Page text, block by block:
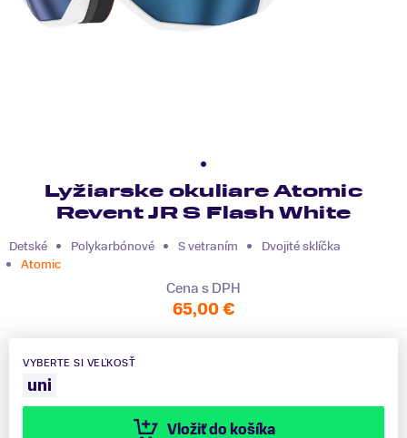
Lyžiarske okuliare Atomic
Revent JR S Flash White
Detské Polykarbónové S vetraním
Dvojité sklíčka
Atomic
Cena s DPH
65,00 €
VYBERTE SI VEĽKOSŤ
uni
Vložiť do košíka